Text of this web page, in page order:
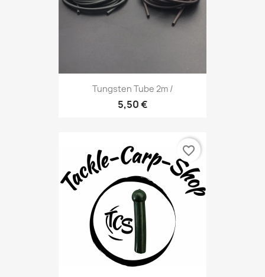
Tungsten Tube 2m /
5,50 €
favorite_border